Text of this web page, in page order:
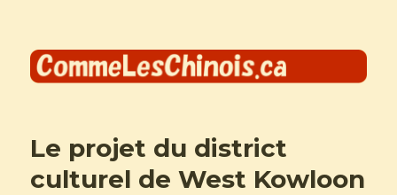
Comme les Chinois
Le projet du district
culturel de West Kowloon